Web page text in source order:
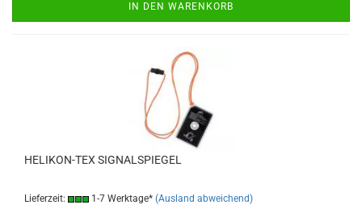
IN DEN WARENKORB
HELIKON-TEX SIGNALSPIEGEL
Lieferzeit: 1-7 Werktage* (Ausland abweichend)